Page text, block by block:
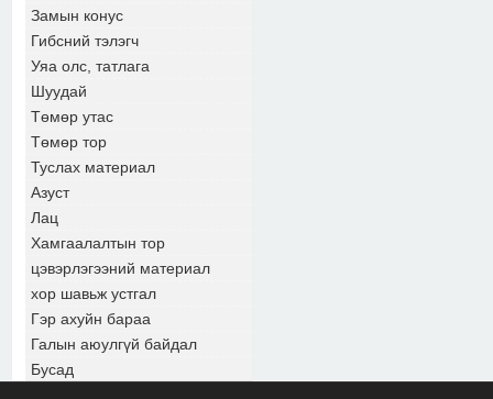
Замын конус
Гибсний тэлэгч
Уяа олс, татлага
Шуудай
Төмөр утас
Төмөр тор
Туслах материал
Азуст
Лац
Хамгаалалтын тор
цэвэрлэгээний материал
хор шавьж устгал
Гэр ахуйн бараа
Галын аюулгүй байдал
Бусад